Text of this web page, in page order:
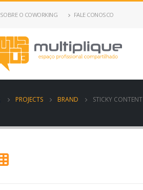
SOBRE O COWORKING FALE CONOSCO
PROJECTS BRAND STICKY CONTENT